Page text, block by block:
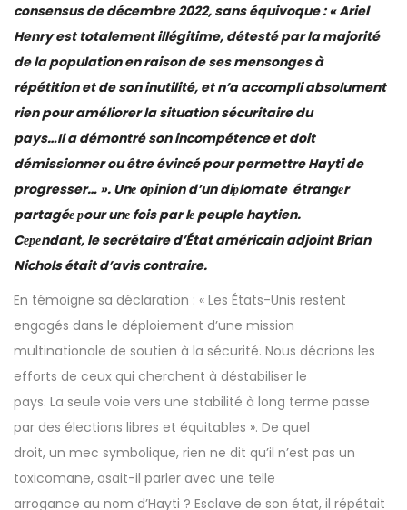
consensus de décembre 2022, sans équivoque : « Ariel
Henry est totalement illégitime, détesté par la majorité
de la population en raison de ses mensonges à
répétition et de son inutilité, et n’a accompli absolument
rien pour améliorer la situation sécuritaire du
pays…Il a démontré son incompétence et doit
démissionner ou être évincé pour permettre Hayti de
progresser… ». Unе oрinion d’un diрlomate étrangеr
partagéе рour unе fois par lе peuple haytien.
Cереndant, le secrétaire d’État américain adjoint Brian
Nichols était d’avis contraire.
En témoigne sa déclaration : « Les États-Unis restent
engagés dans le déploiement d’une mission
multinationale de soutien à la sécurité. Nous décrions les
efforts de ceux qui cherchent à déstabiliser le
pays. La seule voie vers une stabilité à long terme passe
par des élections libres et équitables ». De quel
droit, un mec symbolique, rien ne dit qu’il n’est pas un
toxicomane, osait-il parler avec une telle
arrogance au nom d’Hayti ? Esclave de son état, il répétait